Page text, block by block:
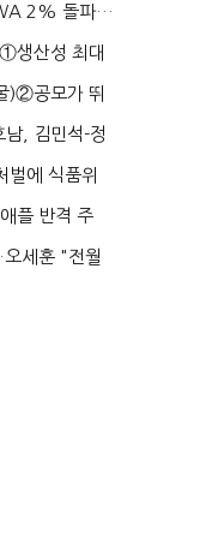
2% 돌파…
생산성 최대
)②공모가 뛰
, 김민석-정
벌에 식품위
플 반격 주
오세훈 "전월